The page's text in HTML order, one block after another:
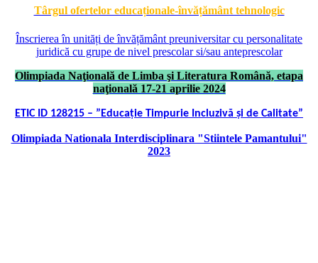
Târgul ofertelor educaționale-învățământ tehnologic
Înscrierea în unități de învățământ preuniversitar cu personalitate
juridică cu grupe de nivel prescolar si/sau anteprescolar
Olimpiada Naţională de Limba şi Literatura Română, etapa
naţională 17-21 aprilie 2024
ETIC ID 128215 – ”Educație Timpurie Incluzivă și de Calitate”
Olimpiada Nationala Interdisciplinara "Stiintele Pamantului"
2023